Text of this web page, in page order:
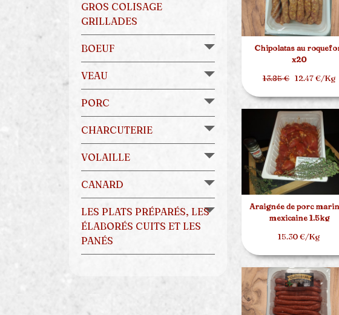
GROS COLISAGE
GRILLADES
BOEUF
VEAU
PORC
CHARCUTERIE
VOLAILLE
CANARD
LES PLATS PRÉPARÉS, LES
ÉLABORÉS CUITS ET LES
PANÉS
Chipolatas au
x20
13.85 €12.47 €/Kg
Araignée de porc
mexicaine 1.5kg
15.30 €/Kg